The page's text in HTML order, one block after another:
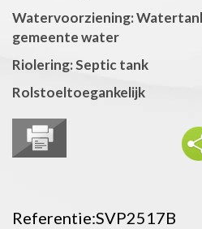
Watervoorziening:
gemeente water
Riolering: Septic tank
Rolstoeltoegankelijk
Referentie:SVP2517B